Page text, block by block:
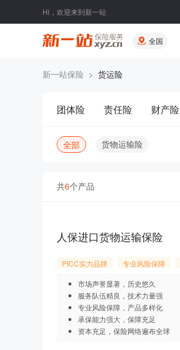
Hi，欢迎来到新一站
全国
新一站保险 > 货运险
团体险 责任险 财产险
全部 货物运输险
共6个产品
人保进口货物运输保险
PICC实力品牌 专业风险保障
市场声誉显著，历史悠久
服务队伍精良，技术力量强
专业风险保障，产品多样化
承保能力强大，保障充足
资本充足，保险网络遍布全球